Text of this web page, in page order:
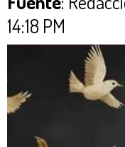
14:18 PM